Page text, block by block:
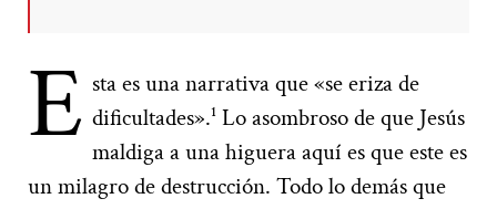
E sta es una narrativa que «se eriza de
dificultades».¹ Lo asombroso de que Jesús
maldiga a una higuera aquí es que este es
un milagro de destrucción. Todo lo demás que